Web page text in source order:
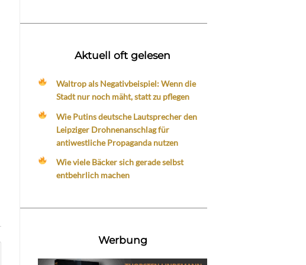
Aktuell oft gelesen
Waltrop als Negativbeispiel: Wenn die
Stadt nur noch mäht, statt zu pflegen
Wie Putins deutsche Lautsprecher den
Leipziger Drohnenanschlag für
antiwestliche Propaganda nutzen
Wie viele Bäcker sich gerade selbst
entbehrlich machen
Werbung